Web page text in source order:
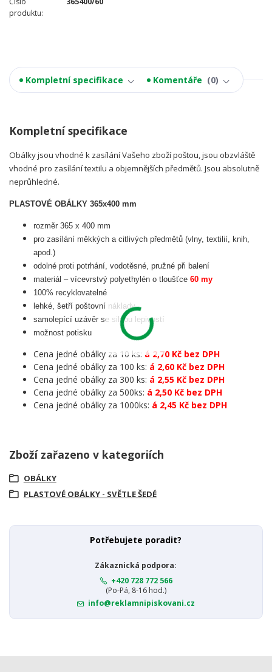
produktu:
Kompletní specifikace Komentáře 0
Kompletní specifikace
Obálky jsou vhodné k zasílání Vašeho zboží poštou, jsou obzvláště
vhodné pro zasílání textilu a objemnějších předmětů. Jsou absolutně
neprůhledné.
PLASTOVÉ OBÁLKY 365x400 mm
rozměr 365 x 400 mm
pro zasílání měkkých a citlivých předmětů (vlny, textilií, knih,
apod.)
odolné proti potrhání, vodotěsné, pružné při balení
materiál – vícevrstvý polyethylén o tloušťce 60 my
100% recyklovatelné
lehké, šetří poštovní náklady
samolepící uzávěr se silnou lepivostí
možnost potisku
Cena jedné obálky za 10 ks: á 2,70 Kč bez DPH
Cena jedné obálky za 100 ks: á 2,60 Kč bez DPH
Cena jedné obálky za 300 ks: á 2,55 Kč bez DPH
Cena jedné obálky za 500ks: á 2,50 Kč bez DPH
Cena jedné obálky za 1000ks: á 2,45 Kč bez DPH
Zboží zařazeno v kategoriích
OBÁLKY
PLASTOVÉ OBÁLKY - SVĚTLE ŠEDÉ
Potřebujete poradit?
Zákaznická podpora:
+420 728 772 566
(Po-Pá, 8-16 hod.)
info@reklamnipiskovani.cz